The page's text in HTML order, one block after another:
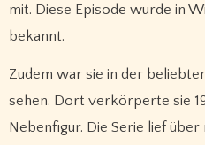
mit. Diese Episode wurde in
bekannt.
Zudem war sie in der
sehen. Dort verkörperte sie
Nebenfigur. Die Serie lief